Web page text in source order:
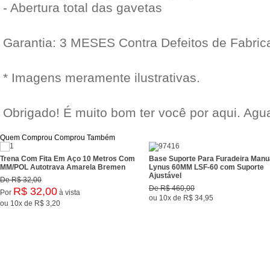
- Abertura total das gavetas
Garantia: 3 MESES Contra Defeitos de
* Imagens meramente ilustrativas.
Obrigado! É muito bom ter você por aqui.
Quem Comprou Comprou Também
Trena Com Fita Em Aço 10 Metros Com
MM/POL Autotrava Amarela Bremen
DeR$ 32,00
Por R$ 32,00 à vista
ou 10x de R$ 3,20
Base Suporte Para Furadeira
Lynus 60MM LSF-60 com Suporte
Ajustável
DeR$ 460,00
ou 10x de R$ 34,95